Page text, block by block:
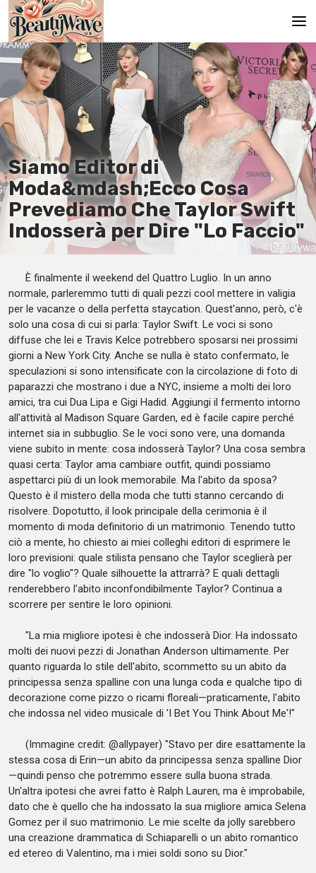
Pagina principale
En
Es
Ru
It
De
Siamo Editor di
Moda&mdash;Ecco Cosa
Prevediamo Che Taylor Swift
Indosserà per Dire "Lo Faccio"
È finalmente il weekend del Quattro Luglio. In un anno
normale, parleremmo tutti di quali pezzi cool mettere in valigia
per le vacanze o della perfetta staycation. Quest'anno, però, c'è
solo una cosa di cui si parla: Taylor Swift. Le voci si sono
diffuse che lei e Travis Kelce potrebbero sposarsi nei prossimi
giorni a New York City. Anche se nulla è stato confermato, le
speculazioni si sono intensificate con la circolazione di foto di
paparazzi che mostrano i due a NYC, insieme a molti dei loro
amici, tra cui Dua Lipa e Gigi Hadid. Aggiungi il fermento intorno
all'attività al Madison Square Garden, ed è facile capire perché
internet sia in subbuglio. Se le voci sono vere, una domanda
viene subito in mente: cosa indosserà Taylor? Una cosa sembra
quasi certa: Taylor ama cambiare outfit, quindi possiamo
aspettarci più di un look memorabile. Ma l'abito da sposa?
Questo è il mistero della moda che tutti stanno cercando di
risolvere. Dopotutto, il look principale della cerimonia è il
momento di moda definitorio di un matrimonio. Tenendo tutto
ciò a mente, ho chiesto ai miei colleghi editori di esprimere le
loro previsioni: quale stilista pensano che Taylor sceglierà per
dire "lo voglio"? Quale silhouette la attrarrà? E quali dettagli
renderebbero l'abito inconfondibilmente Taylor? Continua a
scorrere per sentire le loro opinioni.
"La mia migliore ipotesi è che indosserà Dior. Ha indossato
molti dei nuovi pezzi di Jonathan Anderson ultimamente. Per
quanto riguarda lo stile dell'abito, scommetto su un abito da
principessa senza spalline con una lunga coda e qualche tipo di
decorazione come pizzo o ricami floreali—praticamente, l'abito
che indossa nel video musicale di 'I Bet You Think About Me'!"
(Immagine credit: @allypayer) "Stavo per dire esattamente la
stessa cosa di Erin—un abito da principessa senza spalline Dior
—quindi penso che potremmo essere sulla buona strada.
Un'altra ipotesi che avrei fatto è Ralph Lauren, ma è improbabile,
dato che è quello che ha indossato la sua migliore amica Selena
Gomez per il suo matrimonio. Le mie scelte da jolly sarebbero
una creazione drammatica di Schiaparelli o un abito romantico
ed etereo di Valentino, ma i miei soldi sono su Dior."